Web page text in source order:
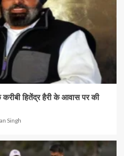
हितेंद्र हैरी के आवास पर की
Singh